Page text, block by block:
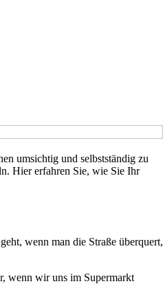
umsichtig und selbstständig zu
Hier erfahren Sie, wie Sie Ihr
wenn man die Straße überquert,
wenn wir uns im Supermarkt